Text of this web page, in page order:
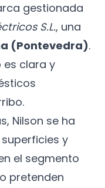
gestionada
S.L., una
(Pontevedra).
es clara y
Nilson se ha
y
el segmento
pretenden